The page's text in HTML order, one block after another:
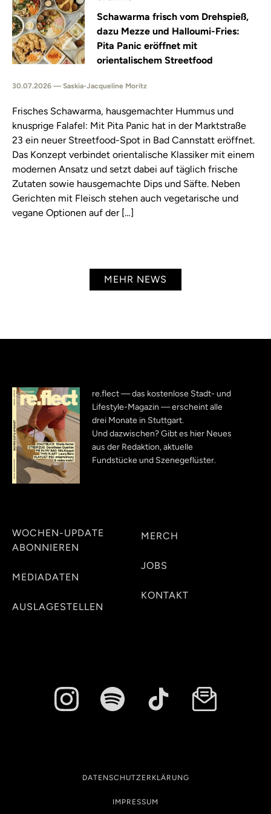
Schawarma frisch vom Drehspieß,
dazu Mezze und Halloumi-Fries:
Pita Panic eröffnet mit
orientalischem Streetfood
30.07.2026 — Saskia-Jacqueline Moritz
Frisches Schawarma, hausgemachter Hummus und
knusprige Falafel: Mit Pita Panic hat in der Marktstraße
23 ein neuer Streetfood-Spot in Bad Cannstatt eröffnet.
Das Konzept verbindet orientalische Klassiker mit einem
modernen Ansatz und setzt dabei auf täglich frische
Zutaten sowie hausgemachte Dips und Säfte. Neben
Gerichten mit Fleisch stehen auch vegetarische und
vegane Optionen auf der […]
MEHR NEWS
re.flect — das kostenlose Stadt- und
Lifestyle-Magazin — erscheint alle
drei Monate in Stuttgart.
Und dazwischen? Gibt es hier Neues
aus der Redaktion, aktuelle
Fundstücke und Szenegeflüster.
WOCHEN-UPDATE
ABONNIEREN
MEDIADATEN
AUSLAGESTELLEN
MERCH
JOBS
KONTAKT
DATENSCHUTZERKLÄRUNG
IMPRESSUM